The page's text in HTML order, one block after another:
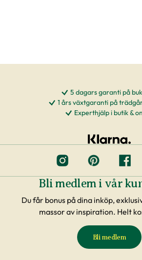
5 dagars garanti på
1 års växtgaranti på
Experthjälp i butik &
Bli medlem i vår
Du får bonus på dina inköp,
massor av inspiration. Helt
Bli medlem